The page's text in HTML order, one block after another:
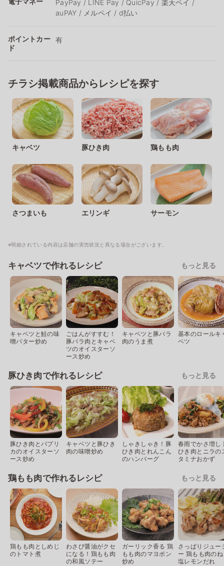
PayPay / LINE Pay / QuicPay / 楽天ペイ /
auPAY / メルペイ / d払い
ポイントカー
ド
有
チラシ掲載商品からレシピを探す
キャベツ 豚ひき肉 鶏もも肉
さつまいも エリンギ サーモン
※明細されている内容は店舗の実売状況と異なる場合がございます。
キャベツで作れるレシピ もっと見る
キャベツと鮭の味
噌バター炒め
ごはんがすすむ！
豚バラ肉とキャベ
ツのオイスターソ
ース炒め
キャベツと豚バラ
肉のうま煮
基本のロールキ
ベツ
豚ひき肉で作れるレシピ もっと見る
豚ひき肉とパプリ
カのオイスターソ
ース炒め
キャベツと豚ひき
肉の味噌炒め
しゃきしゃき！豚
ひき肉とれんこん
のハンバーグ
春雨でかさ増し
ひき肉とニラの
タミナおかず
鶏もも肉で作れるレシピ もっと見る
鶏もも肉としめじ
のトマト煮
わさび醤油がクセ
になる！鶏もも肉
の和風ソテー
ガーリック香る 鶏
もも肉のマヨポン
炒め
さっぱりジュー
ー 鶏もも肉の
塩レモンだれ